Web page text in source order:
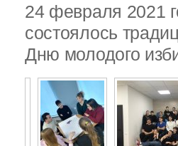
24 февраля 2021
состоялось
Дню молодого